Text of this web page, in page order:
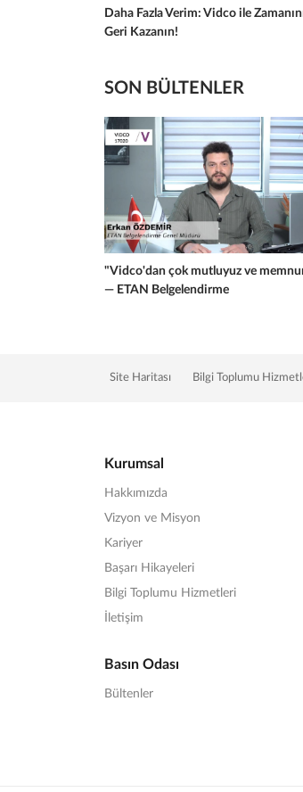
Daha Fazla Verim: Vidco ile
Geri Kazanın!
SON BÜLTENLER
"Vidco'dan çok mutluyuz ve
— ETAN Belgelendirme
Site Haritası Bilgi Toplumu
Kurumsal
Hakkımızda
Vizyon ve Misyon
Kariyer
Başarı Hikayeleri
Bilgi Toplumu Hizmetleri
İletişim
Basın Odası
Bültenler